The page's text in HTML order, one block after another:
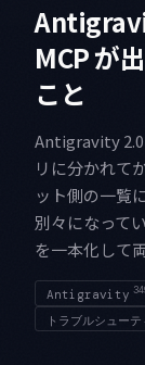
MCP が
こと
Antigravity 2.0
リに分かれて
ット側の一覧
別々になって
を一本化して
Antigravity
トラブルシュー